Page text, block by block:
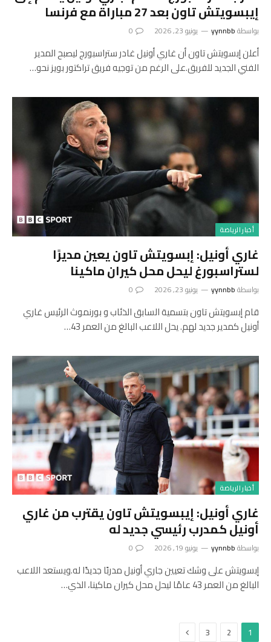
إيبسويتش تاون بعد 27 مباراة مع فرنسا
بواسطةyynnbb يونيو 23, 2026 0
أعلن إبسويتش تاون أن غاري أونيل غادر ستراسبورج ليصبح المدير
الفني الجديد للفريق.على الرغم من توجيه فريق تراكتور بويز نحو…
أخبار الرياضة
غاري أونيل: إبسويتش تاون يعين مديرًا
لستراسبورغ ليحل محل كيران ماكينا
بواسطةyynnbb يونيو 23, 2026 0
قام إبسويتش تاون بتسمية السابق الذئاب و بورنموث الرئيس غاري
أونيل كمدير جديد لهم. يحل اللاعب البالغ من العمر 43…
أخبار الرياضة
غاري أونيل: إيبسويتش تاون يقترب من غاري
أونيل كمدرب رئيسي جديد له
بواسطةyynnbb يونيو 19, 2026 0
إبسويتش على وشك تعيين جاري أونيل مدربًا جديدًا له.ويستعد اللاعب
البالغ من العمر 43 عامًا ليحل محل كيران ماكينا، الذي…
1
2
3 التالي